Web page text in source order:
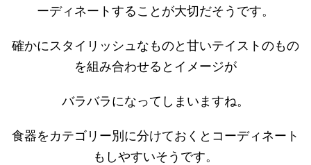
ーディネートすることが大切だそうです。
確かにスタイリッシュなものと甘いテイストのもの
を組み合わせるとイメージが
バラバラになってしまいますね。
食器をカテゴリー別に分けておくとコーディネート
もしやすいそうです。